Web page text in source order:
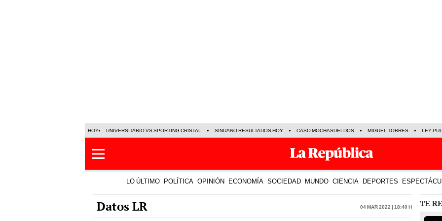
HOY UNIVERSITARIO VS SPORTING CRISTAL SINUANO RESULTADOS HOY CASO MOCHASUELDOS MIGUEL TORRES LEY
LO ÚLTIMO POLÍTICA OPINIÓN ECONOMÍA SOCIEDAD MUNDO CIENCIA DEPORTES
Datos LR 04 Mar 2022 | 18:40 h TE